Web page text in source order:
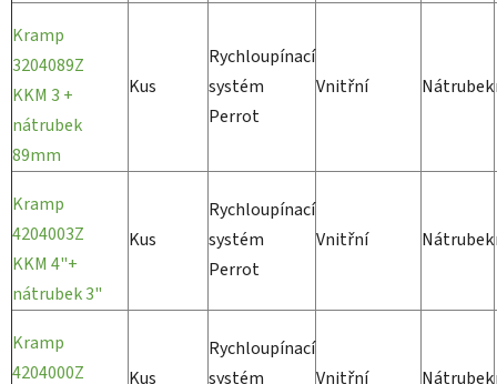
Kramp
3204089Z
KKM 3 +
nátrubek
89mm
Kus
Rychloupínací
systém
Perrot
Vnitřní Nátrubek
Kramp
4204003Z
KKM 4"+
nátrubek 3"
Kus
Rychloupínací
systém
Perrot
Vnitřní Nátrubek
Kramp
4204000Z
Kus
Rychloupínací
systém
Vnitřní Nátrubek